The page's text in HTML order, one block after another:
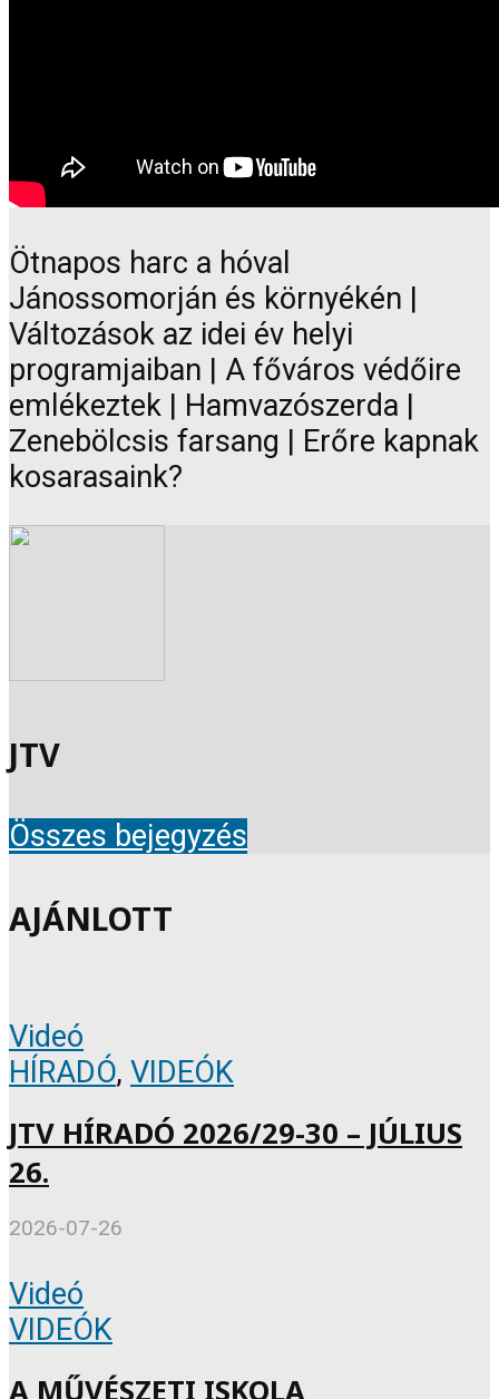
Ötnapos harc a hóval
Jánossomorján és környékén |
Változások az idei év helyi
programjaiban | A főváros védőire
emlékeztek | Hamvazószerda |
Zenebölcsis farsang | Erőre kapnak
kosarasaink?
JTV
Összes bejegyzés
AJÁNLOTT
Videó
HÍRADÓ, VIDEÓK
JTV HÍRADÓ 2026/29-30 – JÚLIUS
26.
2026-07-26
Videó
VIDEÓK
A MŰVÉSZETI ISKOLA